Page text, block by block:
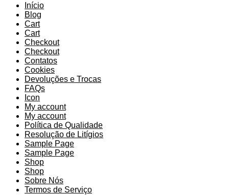
Início
Blog
Cart
Cart
Checkout
Checkout
Contatos
Cookies
Devoluções e Trocas
FAQs
Icon
My account
My account
Política de Qualidade
Resolução de Litígios
Sample Page
Sample Page
Shop
Shop
Sobre Nós
Termos de Serviço